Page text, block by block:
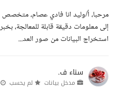
مرحبا، أ/وليد انا فادي عصام،
إلى معلومات دقيقة قابلة للمعالجة،
استخراج البيانات من صور العد...
سناء ف.
مدخل بيانات لم يحسب